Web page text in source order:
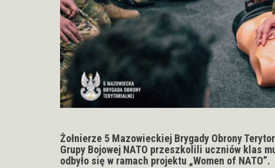
Żołnierze 5 Mazowieckiej Brygady Obrony
Grupy Bojowej NATO przeszkolili uczniów klas
odbyło się w ramach projektu „Women of NATO”.